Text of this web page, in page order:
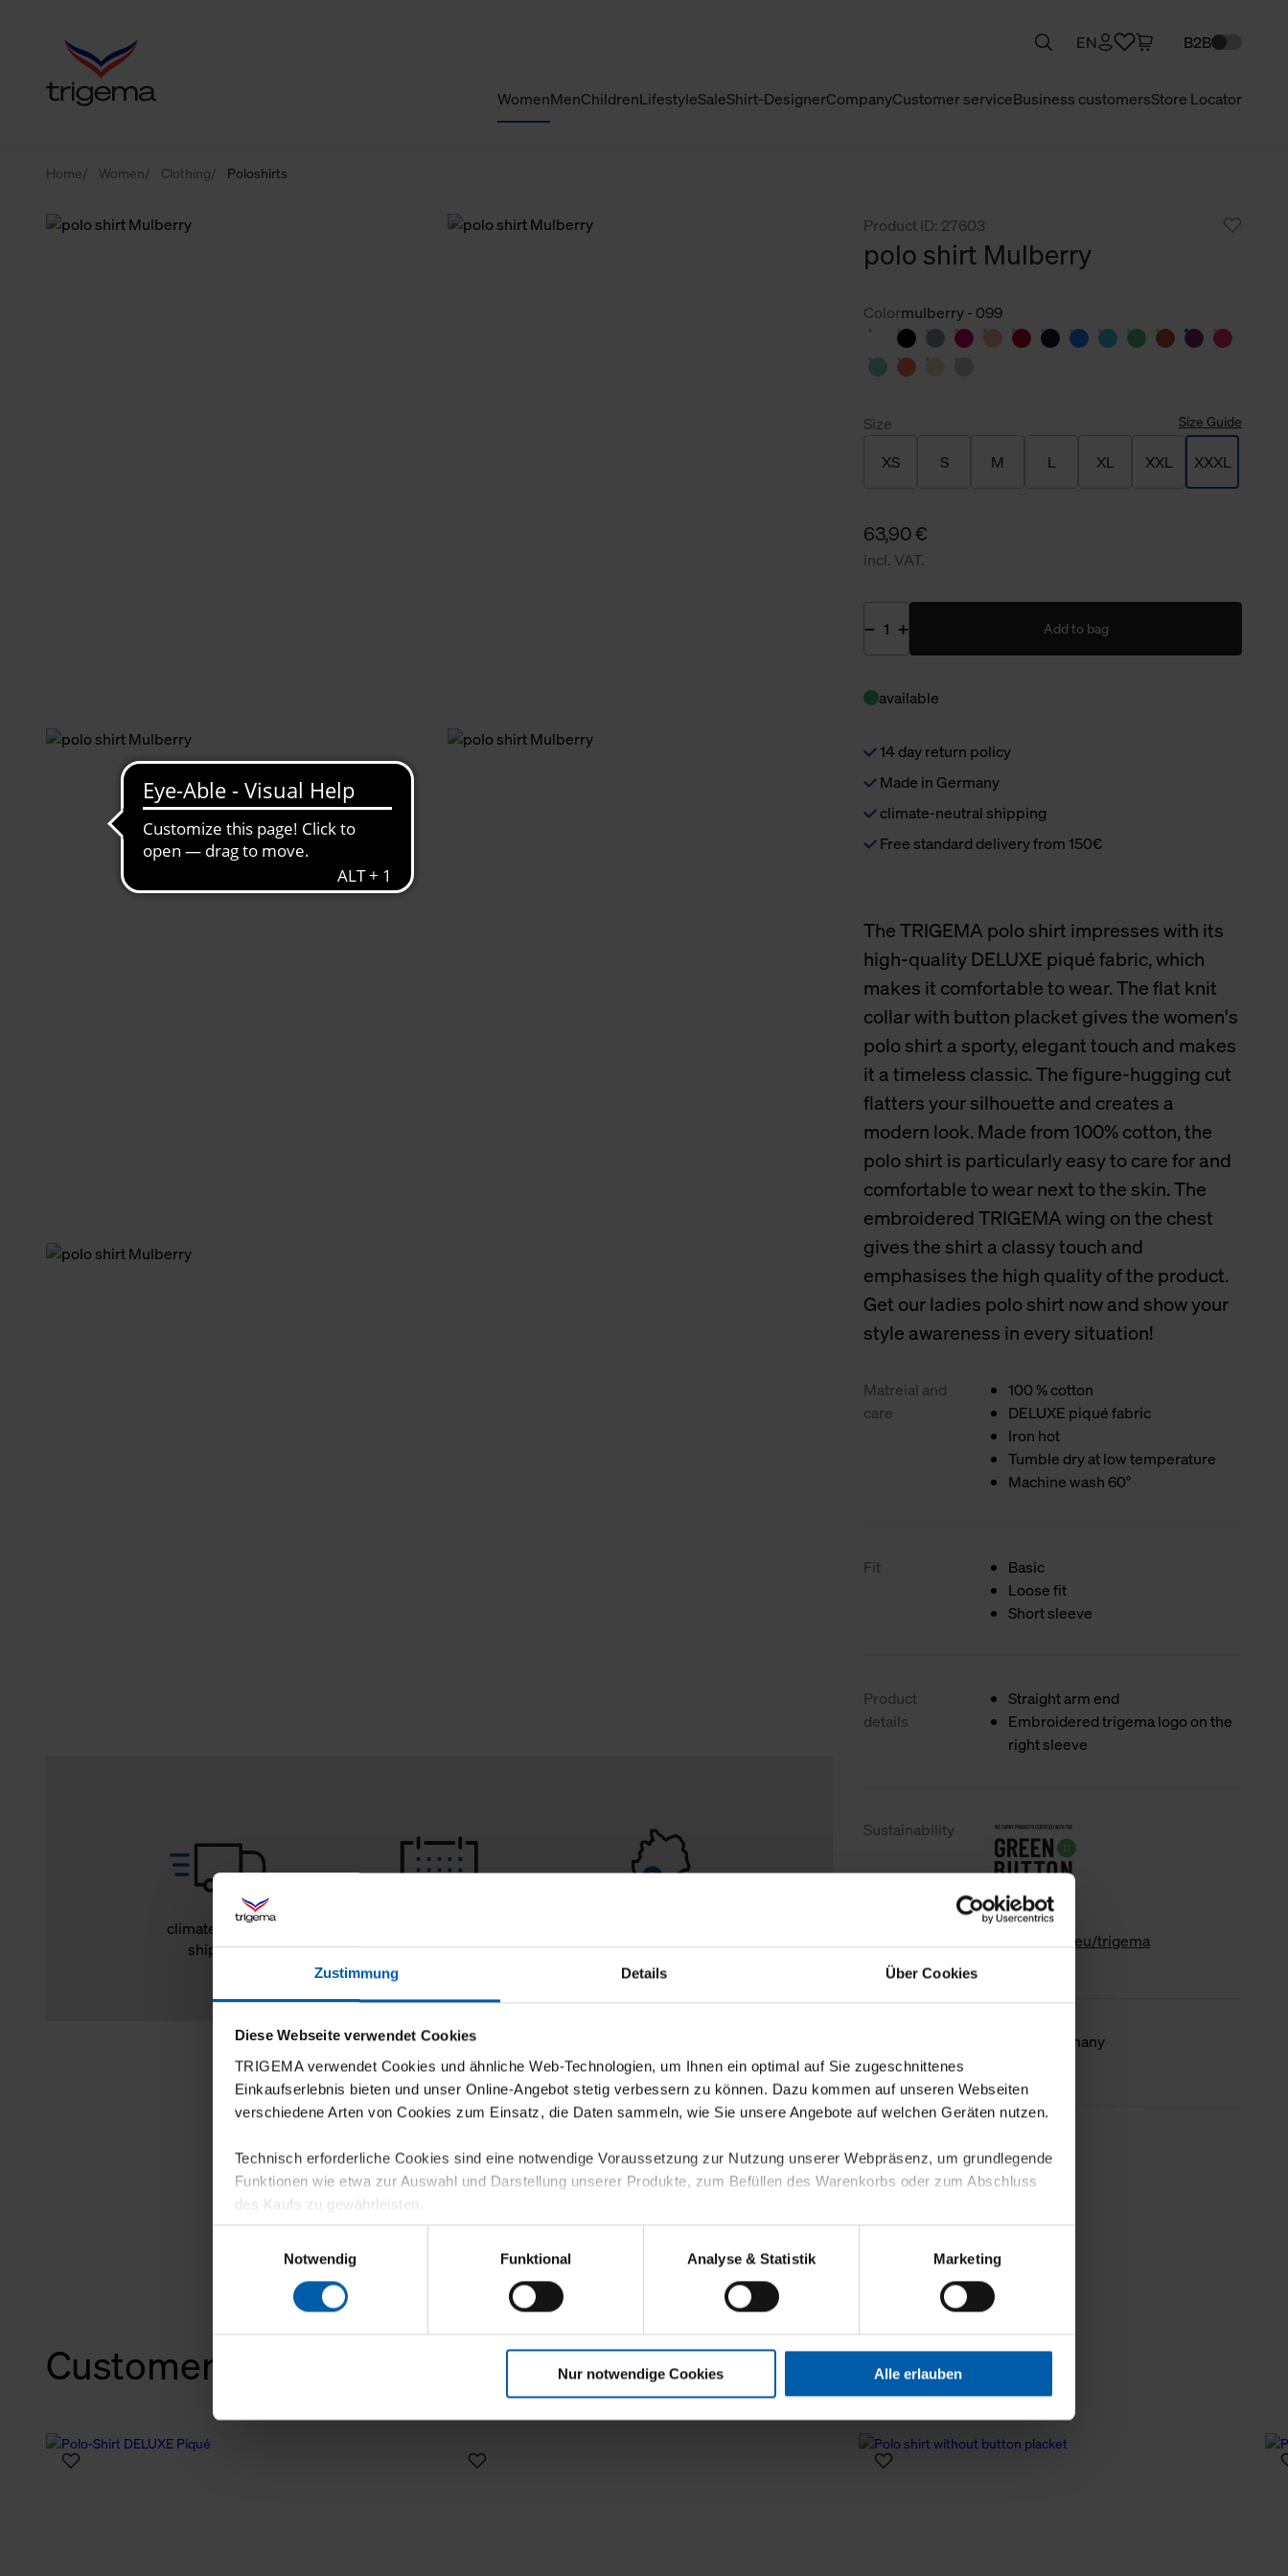
Zustimmung Details Über Cookies
Diese Webseite verwendet Cookies
TRIGEMA verwendet Cookies und ähnliche Web-Technologien, um Ihnen ein optimal auf Sie zugeschnittenes
Einkaufserlebnis bieten und unser Online-Angebot stetig verbessern zu können. Dazu kommen auf unseren Webseiten
verschiedene Arten von Cookies zum Einsatz, die Daten sammeln, wie Sie unsere Angebote auf welchen Geräten nutzen.
Technisch erforderliche Cookies sind eine notwendige Voraussetzung zur Nutzung unserer Webpräsenz, um grundlegende
Funktionen wie etwa zur Auswahl und Darstellung unserer Produkte, zum Befüllen des Warenkorbs oder zum Abschluss
des Kaufs zu gewährleisten.
Für die Darstellung personalisierter Angebote, Anzeigen und Inhalte aufgrund Ihres Nutzerverhaltens und Ihres Profils
sowie für Marketing-, Statistik- und Tracking-Zwecke zur Analyse und Optimierung unserer Webpräsenz speichern wir
personenbezogene Informationen. Diese übermitteln wir in anonymisierter Form an Dritte wie etwa unsere
Klicken Sie auf "Alle erlauben", damit wir alle Cookies und Web-Technologien für Ihr personalisiertes Einkaufserlebnis
verwenden dürfen. Über die jeweiligen Schaltflächen können Sie die Arten der Cookies selbst festlegen, die Sie erlauben
Notwendig
Funktional Analyse & Statistik Marketing
Nur notwendige Cookies Alle erlauben
WomenMenChildrenLifestyleSaleShirt-DesignerCompanyCustomer serviceBusiness customersStore Locator
EN B2B
Home Women Clothing Poloshirts
climate-neutral
shipping
Burladingen
Product ID: 27603
polo shirt Mulberry
Colormulberry - 099
Size Size Guide
XS S M L XL XXL XXXL
63,90 €
incl. VAT.
Add to bag
available
14 day return policy
Made in Germany
climate-neutral shipping
Free standard delivery from 150€
The TRIGEMA polo shirt impresses with its
high-quality DELUXE piqué fabric, which
makes it comfortable to wear. The flat knit
collar with button placket gives the women's
polo shirt a sporty, elegant touch and makes
it a timeless classic. The figure-hugging cut
flatters your silhouette and creates a
modern look. Made from 100% cotton, the
polo shirt is particularly easy to care for and
comfortable to wear next to the skin. The
embroidered TRIGEMA wing on the chest
gives the shirt a classy touch and
emphasises the high quality of the product.
Get our ladies polo shirt now and show your
style awareness in every situation!
Matreial and
care
100 % cotton
DELUXE piqué fabric
Iron hot
Tumble dry at low temperature
Machine wash 60°
Fit
Basic
Loose fit
Short sleeve
Product
details
Straight arm end
Embroidered trigema logo on the
right sleeve
Sustainability
www.gk-info.eu/trigema
origin
Made in Germany
less information
Customers also bought